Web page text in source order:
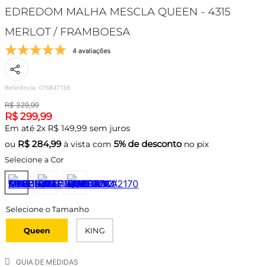
EDREDOM MALHA MESCLA QUEEN - 4315
MERLOT / FRAMBOESA
4 avaliações
Referência: 076847156
R$ 329,99
R$ 299,99
Em até 2x R$ 149,99 sem juros
ou R$ 284,99 à vista com 5% de descontono pix
Selecione a Cor
Queen KING
GUIA DE MEDIDAS